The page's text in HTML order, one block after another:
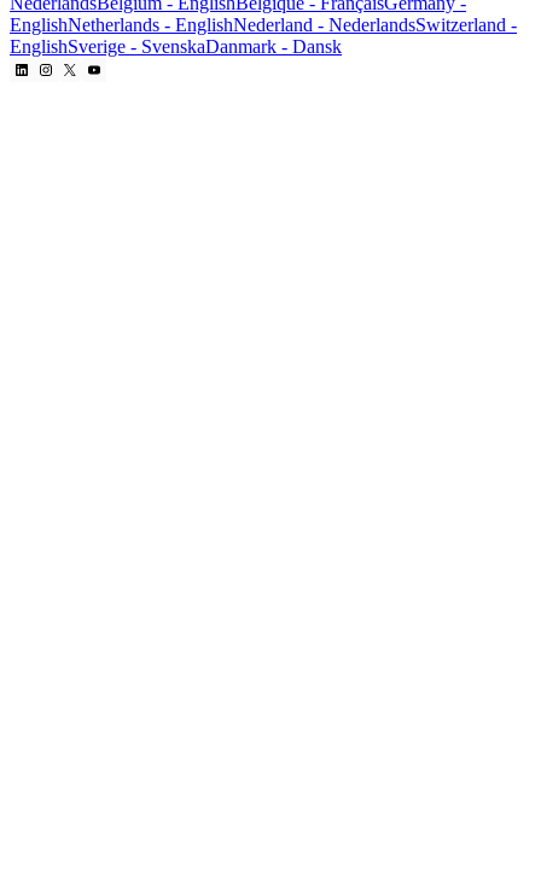
EnglishNetherlands - EnglishNederland - NederlandsSwitzerland -
EnglishSverige - SvenskaDanmark - Dansk